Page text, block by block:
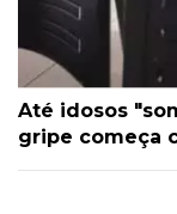
Até idosos
gripe começa